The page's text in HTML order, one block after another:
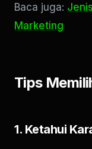
Baca juga:
Marketing
Tips
1. Ketahui